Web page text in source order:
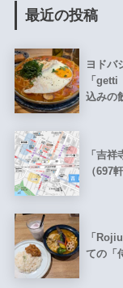
最近の投稿
ヨドバ
「
込みの
「吉
（697軒
「
ての「